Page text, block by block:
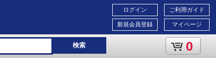
ご利用ガイド
マイページ
ログイン
新規会員登録
検索 0